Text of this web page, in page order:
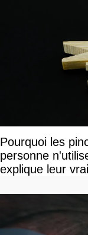
Pourquoi les
personne
explique leur